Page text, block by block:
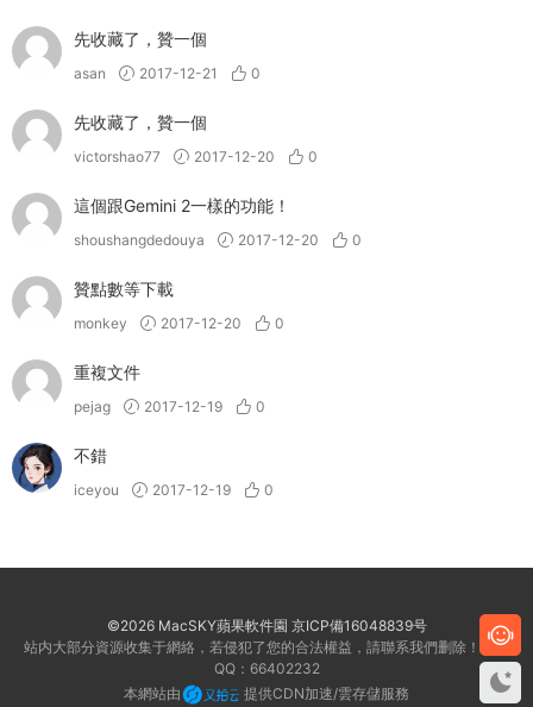
先收藏了，贊一個
asan 2017-12-21 0
先收藏了，贊一個
victorshao77 2017-12-20 0
這個跟Gemini 2一樣的功能！
shoushangdedouya 2017-12-20 0
贊點數等下載
monkey 2017-12-20 0
重複文件
pejag 2017-12-19 0
不錯
iceyou 2017-12-19 0
©2026 MacSKY蘋果軟件園 京ICP備16048839号
站内大部分資源收集于網絡，若侵犯了您的合法權益，請聯系我們删除！客服
QQ：66402232
本網站由
提供CDN加速/雲存儲服務